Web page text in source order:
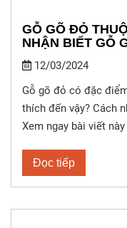
GỖ GÕ ĐỎ
NHẬN BIẾT GỖ
12/03/2024
Gỗ gõ đỏ có đặc
thích đến vậy? Cách
Xem ngay bài viết
Đọc tiếp